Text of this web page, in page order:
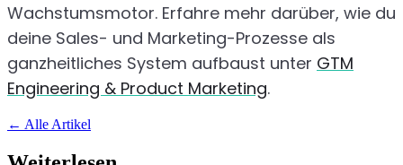
Wachstumsmotor. Erfahre mehr darüber, wie du
deine Sales- und Marketing-Prozesse als
ganzheitliches System aufbaust unter GTM
Engineering & Product Marketing.
← Alle Artikel